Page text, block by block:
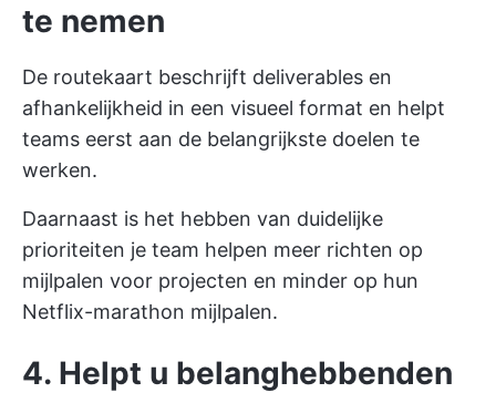
te nemen
De routekaart beschrijft deliverables en
afhankelijkheid in een visueel format en helpt
teams eerst aan de belangrijkste doelen te
werken.
Daarnaast is het hebben van duidelijke
prioriteiten je team helpen meer richten op
mijlpalen voor projecten en minder op hun
Netflix-marathon mijlpalen.
4. Helpt u belanghebbenden